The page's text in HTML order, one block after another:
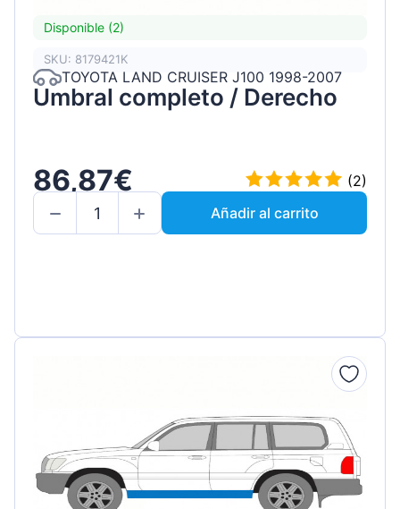
Disponible (2)
SKU: 8179421K
TOYOTA LAND CRUISER J100 1998-2007
Umbral completo / Derecho
86,87€
(2)
Añadir al carrito